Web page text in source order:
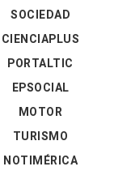
SOCIEDAD
CIENCIAPLUS
PORTALTIC
EPSOCIAL
MOTOR
TURISMO
NOTIMÉRICA